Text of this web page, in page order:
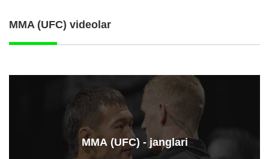
MMA (UFC) videolar
ММА (UFC) - janglari